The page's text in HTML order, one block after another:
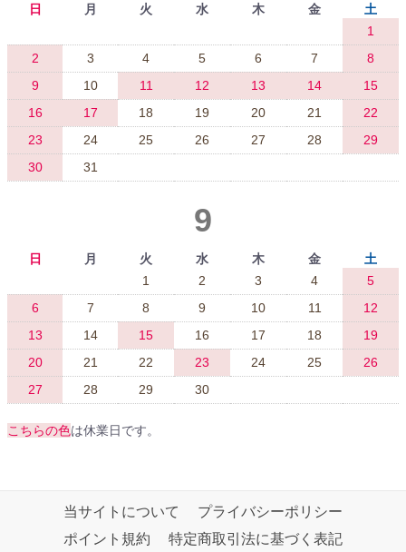
日 月 火 水 木 金
土
1
2
3 4 5 6 7
8
9
10 11 12 13 14
15
16
17 18 19 20 21
22
23
24 25 26 27 28
29
30
31
9
日 月 火 水 木 金
土
1
2 3 4
5
6
7 8 9 10 11
12
13
14 15 16 17 18
19
20
21 22 23 24 25
26
27
28 29 30
こちらの色は休業日です。
当サイトについて
プライバシーポリシー
ポイント規約
特定商取引法に基づく表記